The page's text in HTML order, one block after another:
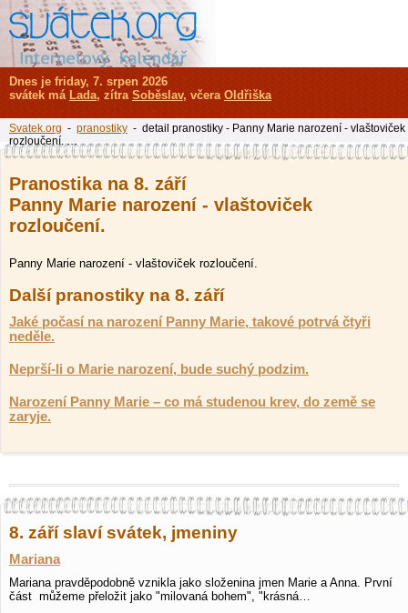
Pranostika na 8. září
Panny Marie narození - vlaštoviček
rozloučení.
Panny Marie narození - vlaštoviček rozloučení.
Další pranostiky na 8. září
Jaké počasí na narození Panny Marie, takové potrvá čtyři
neděle.
Neprší-li o Marie narození, bude suchý podzim.
Narození Panny Marie – co má studenou krev, do země se
zaryje.
8. září slaví svátek, jmeniny
Mariana
Mariana pravděpodobně vznikla jako složenina jmen Marie a Anna. První
část můžeme přeložit jako "milovaná bohem", "krásná…
Dnes je friday, 7. srpen 2026
svátek má Lada, zítra Soběslav, včera Oldřiška
Svatek.org - pranostiky - detail pranostiky - Panny Marie narození - vlaštoviček
rozloučení. …